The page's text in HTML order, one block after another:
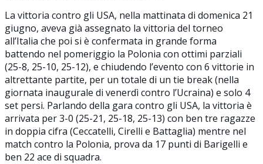
La vittoria contro gli USA, nella mattinata di domenica 21
giugno, aveva già assegnato la vittoria del torneo
all’Italia che poi si è confermata in grande forma
battendo nel pomeriggio la Polonia con ottimi parziali
(25-8, 25-10, 25-12), e chiudendo l’evento con 6 vittorie in
altrettante partite, per un totale di un tie break (nella
giornata inaugurale di venerdì contro l’Ucraina) e solo 4
set persi. Parlando della gara contro gli USA, la vittoria è
arrivata per 3-0 (25-21, 25-18, 25-13) con ben tre ragazze
in doppia cifra (Ceccatelli, Cirelli e Battaglia) mentre nel
match contro la Polonia, prova da 17 punti di Barigelli e
ben 22 ace di squadra.